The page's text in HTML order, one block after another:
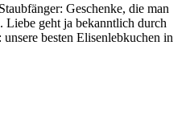
Geschenke, die man
Liebe geht ja bekanntlich durch
besten Elisenlebkuchen in